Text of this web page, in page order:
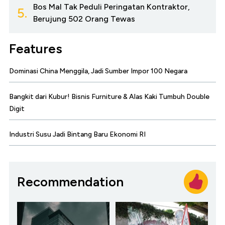
5.
Bos Mal Tak Peduli Peringatan Kontraktor,
Berujung 502 Orang Tewas
Features
Dominasi China Menggila, Jadi Sumber Impor 100 Negara
Bangkit dari Kubur! Bisnis Furniture & Alas Kaki Tumbuh Double
Digit
Industri Susu Jadi Bintang Baru Ekonomi RI
Recommendation